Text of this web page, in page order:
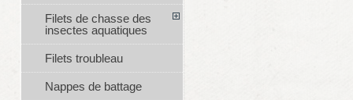
Filets de chasse des
insectes aquatiques
Filets troubleau
Nappes de battage